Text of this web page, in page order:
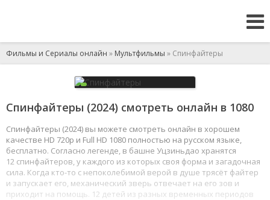
Фильмы и Сериалы онлайн » Мультфильмы » Спинфайтеры
Спинфайтеры (2024) смотреть онлайн в 1080
Спинфайтеры (2024) вы можете смотреть онлайн в хорошем
качестве HD 720p и Full HD 1080 полностью на русском языке,
бесплатно. Согласно легенде, в башне Уцзиньдао хранятся
12 спинфайтеров, у каждого из которых своя форма и загадочная
сила. Когда кто-то с непоколебимой верой в душе трясёт файтер
и запускает его, механический зверь отвечает на его зов и
приходит на помощь. 12 детей из разных временных периодов